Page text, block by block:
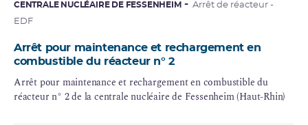
CENTRALE NUCLÉAIRE DE FESSENHEIM
Arrêt de réacteur -
EDF
Arrêt pour maintenance et rechargement en
combustible du réacteur n° 2
Arrêt pour maintenance et rechargement en combustible du
réacteur n° 2 de la centrale nucléaire de Fessenheim (Haut-Rhin)